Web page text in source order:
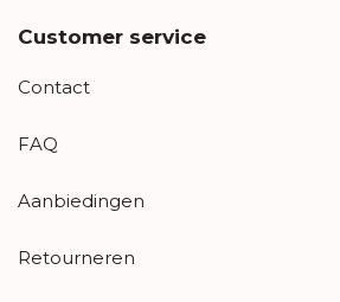
Customer service
Contact
FAQ
Aanbiedingen
Retourneren